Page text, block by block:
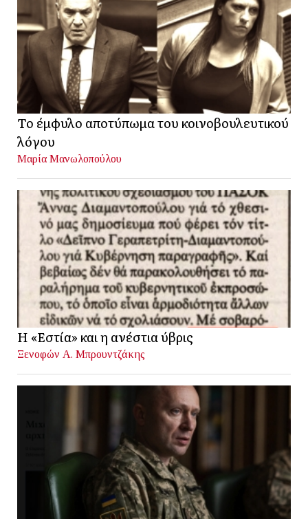
Το έμφυλο αποτύπωμα του κοινοβουλευτικού
λόγου
Μαρία Μανωλοπούλου
Η «Εστία» και η ανέστια ύβρις
Ξενοφών Α. Μπρουντζάκης